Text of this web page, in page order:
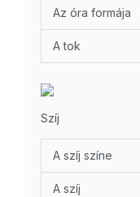
Az óra formája
A tok
Szíj
A szíj színe
A szíj